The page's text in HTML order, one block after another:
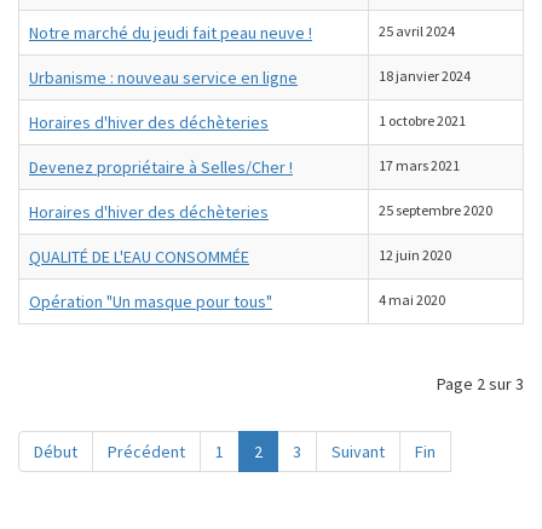
Notre marché du jeudi fait peau neuve ! 25 avril 2024
Urbanisme : nouveau service en ligne 18 janvier 2024
Horaires d'hiver des déchèteries 1 octobre 2021
Devenez propriétaire à Selles/Cher ! 17 mars 2021
Horaires d'hiver des déchèteries 25 septembre 2020
QUALITÉ DE L'EAU CONSOMMÉE 12 juin 2020
Opération "Un masque pour tous" 4 mai 2020
Page 2 sur 3
Début Précédent 1 2 3 Suivant Fin